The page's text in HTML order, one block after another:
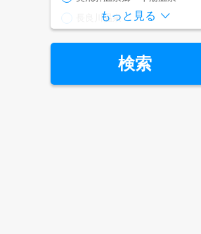
長良川温泉
奥飛騨温泉
もっと見る
検索